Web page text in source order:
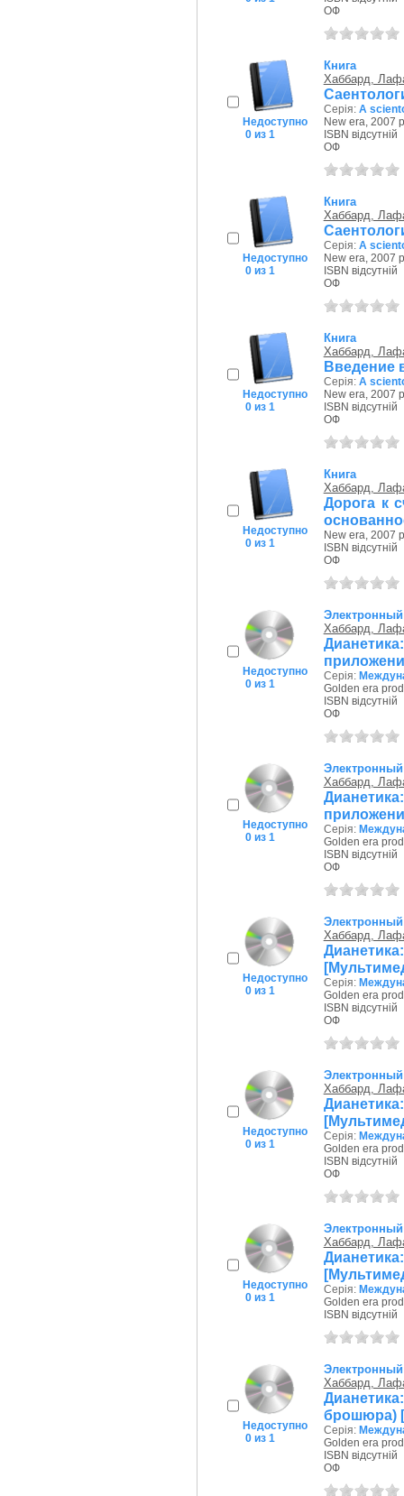
ОФ
Недоступно
0 из 1
Книга
Хаббард,
Серія: A
New era, 2007
ISBN відсутній
ОФ
Недоступно
0 из 1
Книга
Хаббард,
Серія: A
New era, 2007
ISBN відсутній
ОФ
Недоступно
0 из 1
Книга
Хаббард,
Введение
Серія: A
New era, 2007
ISBN відсутній
ОФ
Недоступно
0 из 1
Книга
Хаббард,
Дорога к
New era, 2007
ISBN відсутній
ОФ
Недоступно
0 из 1
Электронный
Хаббард,
Серія:
Golden era
ISBN відсутній
ОФ
Недоступно
0 из 1
Электронный
Хаббард,
Серія:
Golden era
ISBN відсутній
ОФ
Недоступно
0 из 1
Электронный
Хаббард,
Серія:
Golden era
ISBN відсутній
ОФ
Недоступно
0 из 1
Электронный
Хаббард,
Серія:
Golden era
ISBN відсутній
ОФ
Недоступно
0 из 1
Электронный
Хаббард,
Серія:
Golden era
ISBN відсутній
Недоступно
0 из 1
Электронный
Хаббард,
брошюра)
Серія:
Golden era
ISBN відсутній
ОФ